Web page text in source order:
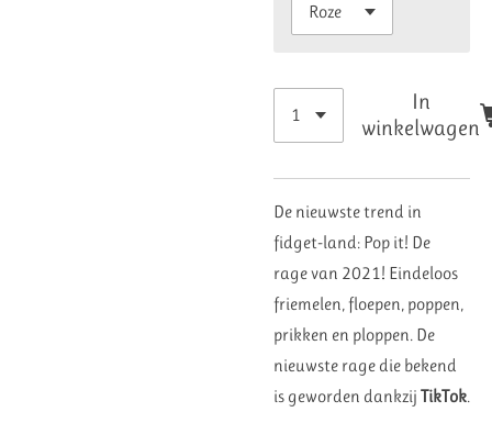
In
winkelwagen
De nieuwste trend in
fidget-land: Pop it! De
ragevan 2021! Eindeloos
friemelen, floepen, poppen,
prikken en ploppen. De
nieuwste rage die bekend
is geworden dankzij TikTok.